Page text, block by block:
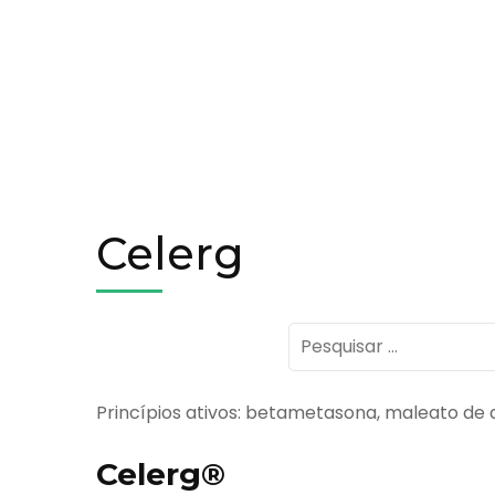
Celerg
Pesquisar
por:
Princípios ativos: betametasona, maleato de
Celerg®